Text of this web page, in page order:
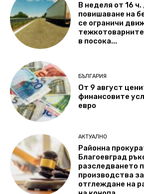
В неделя от 16 ч.
повишаване на
се ограничи
в посока...
БЪЛГАРИЯ
От 9 август
финансовите
евро
АКТУАЛНО
Районна
Благоевград
разследването
производства
отглеждане на